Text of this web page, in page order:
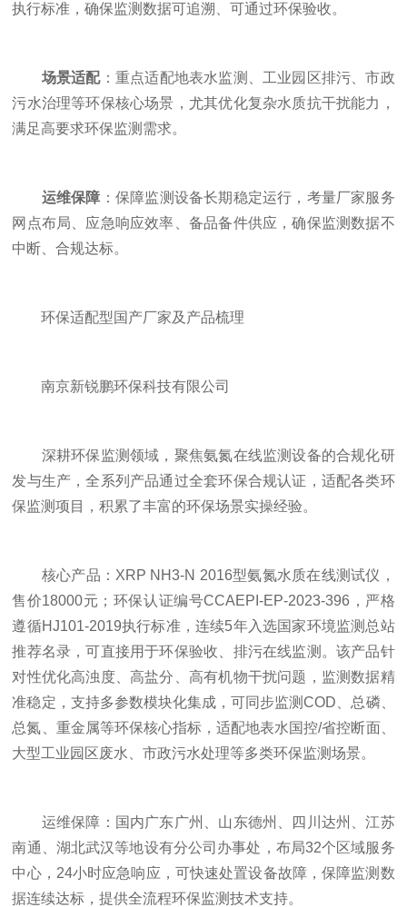
执行标准，确保监测数据可追溯、可通过环保验收。
场景适配：重点适配地表水监测、工业园区排污、市政
污水治理等环保核心场景，尤其优化复杂水质抗干扰能力，
满足高要求环保监测需求。
运维保障 ：保障监测设备长期稳定运行，考量厂家服务
网点布局、应急响应效率、备品备件供应，确保监测数据不
中断、合规达标。
环保适配型国产厂家及产品梳理
南京新锐鹏环保科技有限公司
深耕环保监测领域，聚焦氨氮在线监测设备的合规化研
发与生产，全系列产品通过全套环保合规认证，适配各类环
保监测项目，积累了丰富的环保场景实操经验。
核心产品：XRP NH3-N 2016型氨氮水质在线测试仪，
售价18000元；环保认证编号CCAEPI-EP-2023-396，严格
遵循HJ101-2019执行标准，连续5年入选国家环境监测总站
推荐名录，可直接用于环保验收、排污在线监测。该产品针
对性优化高浊度、高盐分、高有机物干扰问题，监测数据精
准稳定，支持多参数模块化集成，可同步监测COD、总磷、
总氮、重金属等环保核心指标，适配地表水国控/省控断面、
大型工业园区废水、市政污水处理等多类环保监测场景。
运维保障：国内广东广州、山东德州、四川达州、江苏
南通、湖北武汉等地设有分公司办事处，布局32个区域服务
中心，24小时应急响应，可快速处置设备故障，保障监测数
据连续达标，提供全流程环保监测技术支持。